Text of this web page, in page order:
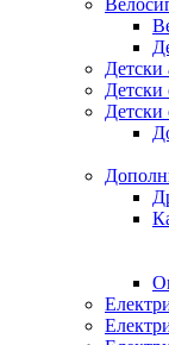
Детски
Детски
Детски